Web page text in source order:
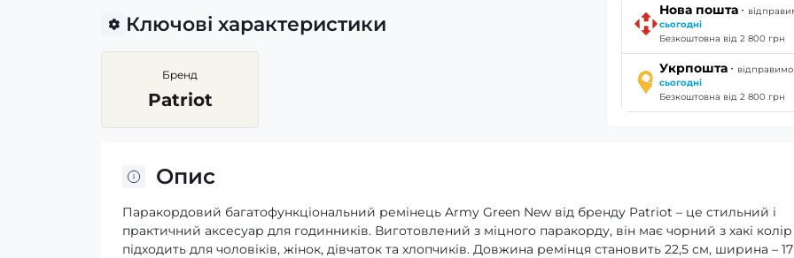
Ключові характеристики
Бренд
Patriot
Нова пошта ·
сьогодні
Безкоштовна від 2 800 грн
Укрпошта · відправимо
сьогодні
Безкоштовна від 2 800 грн
Опис
Паракордовий багатофункціональний ремінець Army Green New від бренду Patriot – це стильний і
практичний аксесуар для годинників. Виготовлений з міцного паракорду, він має чорний з хакі колір
підходить для чоловіків, жінок, дівчаток та хлопчиків. Довжина ремінця становить 22,5 см, ширина –